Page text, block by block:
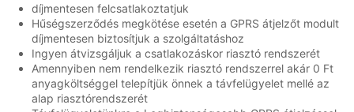
díjmentesen felcsatlakoztatjuk
Hűségszerződés megkötése esetén a GPRS átjelzőt modult
díjmentesen biztosítjuk a szolgáltatáshoz
Ingyen átvizsgáljuk a csatlakozáskor riasztó rendszerét
Amennyiben nem rendelkezik riasztó rendszerrel akár 0 Ft
anyagköltséggel telepítjük önnek a távfelügyelet mellé az
alap riasztórendszerét